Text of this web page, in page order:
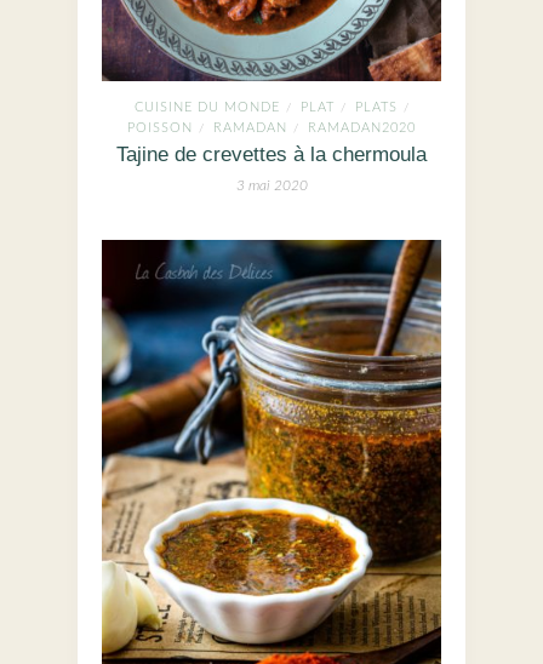
CUISINE DU MONDE / PLAT / PLATS /
POISSON / RAMADAN / RAMADAN2020
Tajine de crevettes à la chermoula
3 mai 2020